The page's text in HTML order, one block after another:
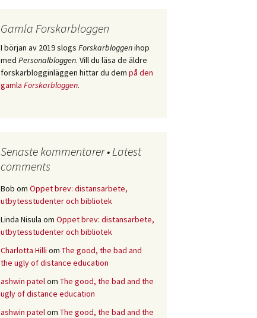
Gamla Forskarbloggen
I början av 2019 slogs Forskarbloggenihop
med Personalbloggen. Vill du läsa de äldre
forskarblogginläggen hittar du dem på den
gamla Forskarbloggen.
Senaste kommentarer • Latest
comments
Bob om Öppet brev: distansarbete,
utbytesstudenter och bibliotek
Linda Nisula om Öppet brev: distansarbete,
utbytesstudenter och bibliotek
Charlotta Hilli om The good, the bad and
the ugly of distance education
ashwin patelom The good, the bad and the
ugly of distance education
ashwin patelom The good, the bad and the